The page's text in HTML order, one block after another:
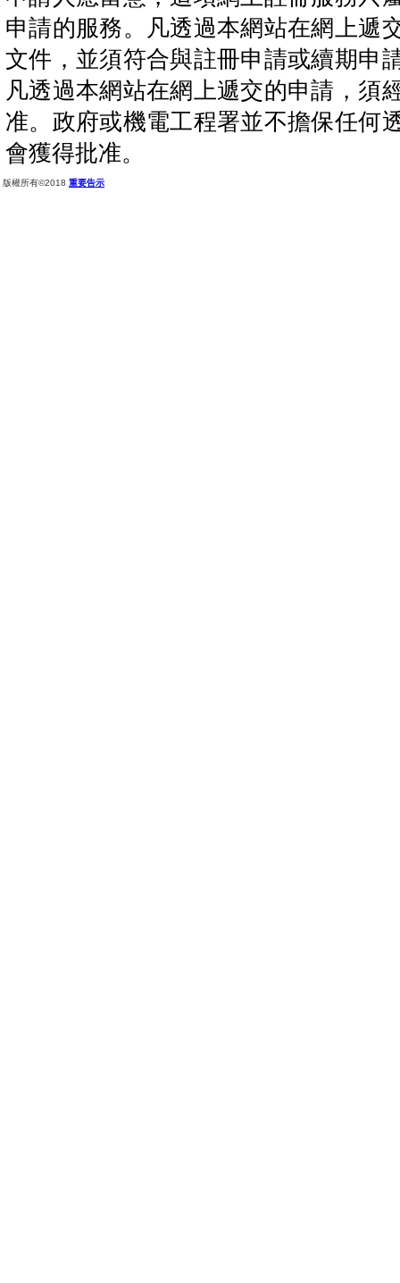
申請的服務。凡透過本網站在網上遞
文件，並須符合與註冊申請或續期申
凡透過本網站在網上遞交的申請，須
准。政府或機電工程署並不擔保任何
會獲得批准。
版權所有©2018 重要告示